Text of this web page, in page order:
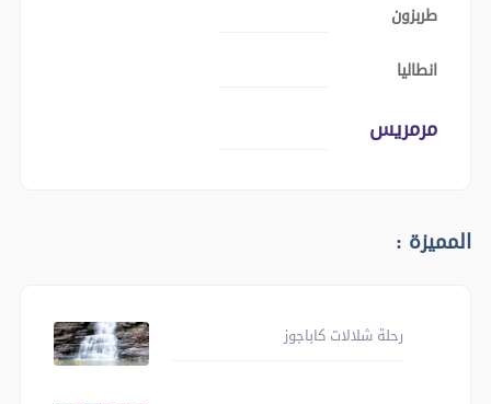
طربزون
انطاليا
مرمريس
المميزة :
رحلة شلالات كاباجوز